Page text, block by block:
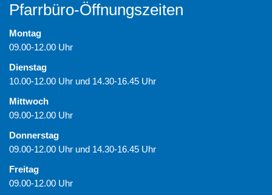
Pfarrbüro-Öffnungszeiten
Montag
09.00-12.00 Uhr
Dienstag
10.00-12.00 Uhr und 14.30-16.45 Uhr
Mittwoch
09.00-12.00 Uhr
Donnerstag
09.00-12.00 Uhr und 14.30-16.45 Uhr
Freitag
09.00-12.00 Uhr